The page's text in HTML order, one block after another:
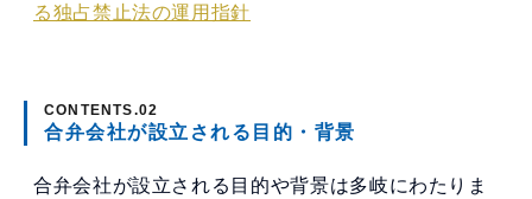
る独占禁止法の運用指針
合弁会社が設立される目的・背景
合弁会社が設立される目的や背景は多岐にわたりま